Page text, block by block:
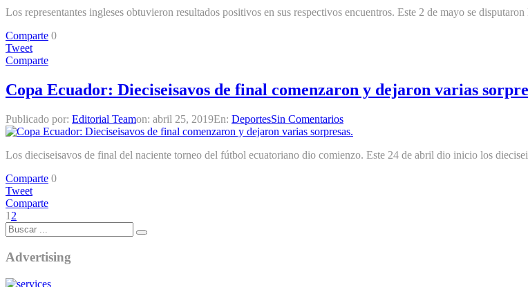
Los representantes ingleses obtuvieron resultados positivos en sus respectivos encuentros. Este 2 de mayo se
Comparte 0
Tweet
Comparte
Copa Ecuador: Dieciseisavos de final comenzaron y dejaron varias
Publicado por: Editorial Teamon: abril 25, 2019En: DeportesSin Comentarios
Los dieciseisavos de final del naciente torneo del fútbol ecuatoriano dio comienzo. Este 24 de abril dio inicio los
Comparte 0
Tweet
Comparte
1 2
Advertising